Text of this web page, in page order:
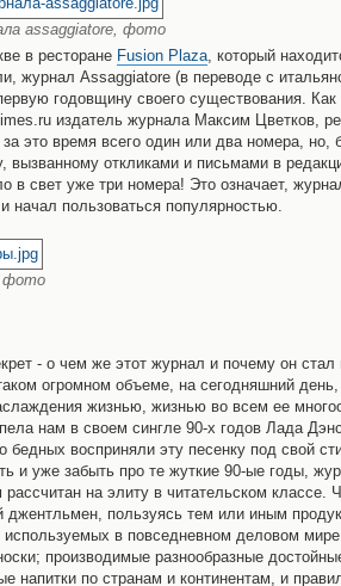
assaggiatore, фото
в ресторане Fusion Plaza, который
журнал Assaggiatore (в переводе с
годовщину своего существования. Как
издатель журнала Максим Цветков,
это время всего один или два номера, но,
вызванному откликами и письмами в
в свет уже три номера! Это означает,
начал пользоваться популярностью.
фото
- о чем же этот журнал и почему он стал
огромном объеме, на сегодняшний
жизнью, жизнью во всем ее
нам в своем сингле 90-х годов Лада
бедных восприняли эту песенку под свой
и уже забыть про те жуткие 90-ые годы,
рассчитан на элиту в читательском классе.
джентльмен, пользуясь тем или иным
используемых в повседневном деловом
производимые разнообразные
напитки по странам и континентам, и